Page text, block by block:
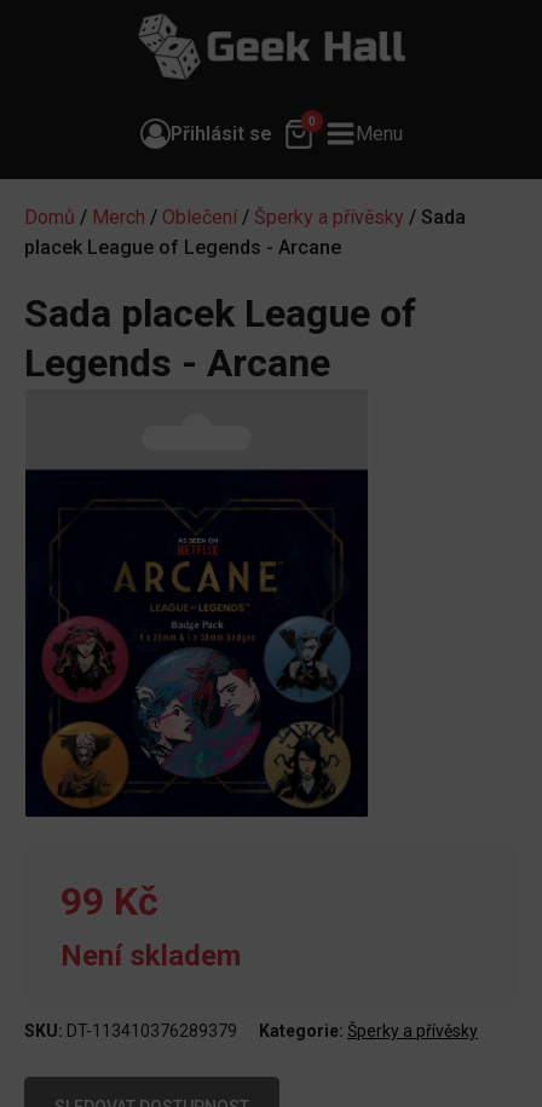
Přihlásit se
0
Menu
Domů / Merch / Oblečení / Šperky a přívěsky / Sada
placek League of Legends - Arcane
Sada placek League of
Legends - Arcane
99 Kč
Není skladem
SKU: DT-113410376289379 Kategorie: Šperky a přívěsky